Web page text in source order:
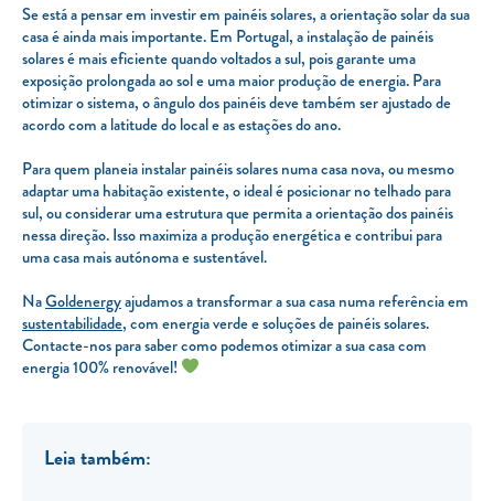
Se está a pensar em investir em painéis solares, a orientação solar da sua
casa é ainda mais importante. Em Portugal, a instalação de painéis
solares é mais eficiente quando voltados a sul, pois garante uma
exposição prolongada ao sol e uma maior produção de energia. Para
otimizar o sistema, o ângulo dos painéis deve também ser ajustado de
acordo com a latitude do local e as estações do ano.
Para quem planeia instalar painéis solares numa casa nova, ou mesmo
adaptar uma habitação existente, o ideal é posicionar no telhado para
sul, ou considerar uma estrutura que permita a orientação dos painéis
nessa direção. Isso maximiza a produção energética e contribui para
uma casa mais autónoma e sustentável.
NaGoldenergyajudamos a transformar a sua casa numa referência em
sustentabilidade, com energia verde e soluções de painéis solares.
Contacte-nos para saber como podemos otimizar a sua casa com
energia 100% renovável!
Leia também: